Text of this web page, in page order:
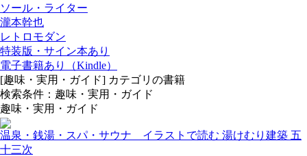
ソール・ライター
瀧本幹也
レトロモダン
特装版・サイン本あり
電子書籍あり（Kindle）
[趣味・実用・ガイド] カテゴリの書籍
検索条件：趣味・実用・ガイド
趣味・実用・ガイド
温泉・銭湯・スパ・サウナ イラストで読む 湯けむり建築 五
十三次